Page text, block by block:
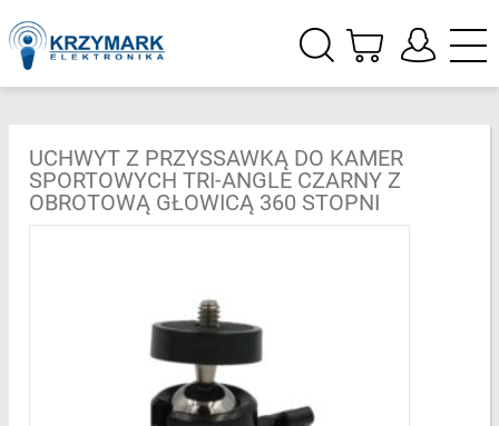
UCHWYT Z PRZYSSAWKĄ DO KAMER
SPORTOWYCH TRI-ANGLE CZARNY Z
OBROTOWĄ GŁOWICĄ 360 STOPNI